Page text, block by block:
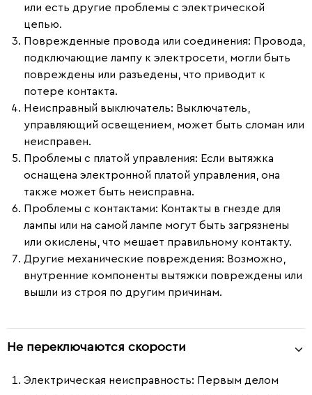
или есть другие проблемы с электрической
цепью.
Поврежденные провода или соединения: Провода,
подключающие лампу к электросети, могли быть
повреждены или разъедены, что приводит к
потере контакта.
Неисправный выключатель: Выключатель,
управляющий освещением, может быть сломан или
неисправен.
Проблемы с платой управления: Если вытяжка
оснащена электронной платой управления, она
также может быть неисправна.
Проблемы с контактами: Контакты в гнезде для
лампы или на самой лампе могут быть загрязнены
или окислены, что мешает правильному контакту.
Другие механические повреждения: Возможно,
внутренние компоненты вытяжки повреждены или
вышли из строя по другим причинам.
Не переключаются скорости
Электрическая неисправность: Первым делом